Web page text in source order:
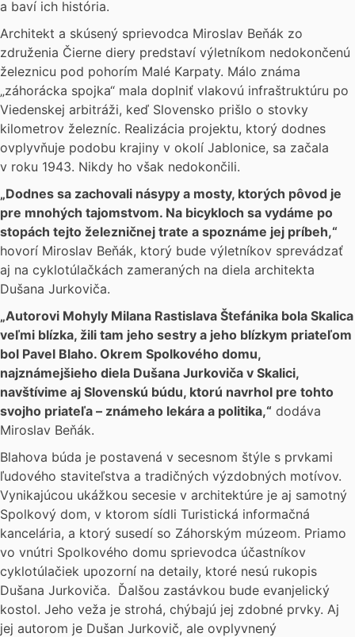
a baví ich história.
Architekt a skúsený sprievodca Miroslav Beňák zo
združenia Čierne diery predstaví výletníkom nedokončenú
železnicu pod pohorím Malé Karpaty. Málo známa
„záhorácka spojka“ mala doplniť vlakovú infraštruktúru po
Viedenskej arbitráži, keď Slovensko prišlo o stovky
kilometrov železníc. Realizácia projektu, ktorý dodnes
ovplyvňuje podobu krajiny v okolí Jablonice, sa začala
v roku 1943. Nikdy ho však nedokončili.
„Dodnes sa zachovali násypy a mosty, ktorých pôvod je
pre mnohých tajomstvom. Na bicykloch sa vydáme po
stopách tejto železničnej trate a spoznáme jej príbeh,“
hovorí Miroslav Beňák, ktorý bude výletníkov sprevádzať
aj na cyklotúlačkách zameraných na diela architekta
Dušana Jurkoviča.
„Autorovi Mohyly Milana Rastislava Štefánika bola Skalica
veľmi blízka, žili tam jeho sestry a jeho blízkym priateľom
bol Pavel Blaho. Okrem Spolkového domu,
najznámejšieho diela Dušana Jurkoviča v Skalici,
navštívime aj Slovenskú búdu, ktorú navrhol pre tohto
svojho priateľa – známeho lekára a politika,“ dodáva
Miroslav Beňák.
Blahova búda je postavená v secesnom štýle s prvkami
ľudového staviteľstva a tradičných výzdobných motívov.
Vynikajúcou ukážkou secesie v architektúre je aj samotný
Spolkový dom, v ktorom sídli Turistická informačná
kancelária, a ktorý susedí so Záhorským múzeom. Priamo
vo vnútri Spolkového domu sprievodca účastníkov
cyklotúlačiek upozorní na detaily, ktoré nesú rukopis
Dušana Jurkoviča. Ďalšou zastávkou bude evanjelický
kostol. Jeho veža je strohá, chýbajú jej zdobné prvky. Aj
jej autorom je Dušan Jurkovič, ale ovplyvnený